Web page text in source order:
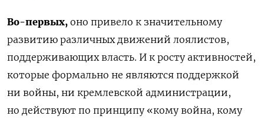
Во-первых, оно привело к значительному
развитию различных движений лоялистов,
поддерживающих власть. И к росту активностей,
которые формально не являются поддержкой
ни войны, ни кремлевской администрации,
но действуют по принципу «кому война, кому